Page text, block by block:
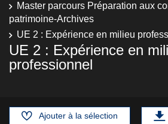
Master parcours Préparation aux
patrimoine-Archives
UE 2 : Expérience en milieu
UE 2 : Expérience en
professionnel
Ajouter à la sélection